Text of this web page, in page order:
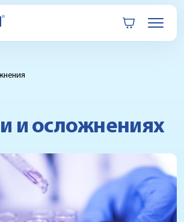
и осложнениях